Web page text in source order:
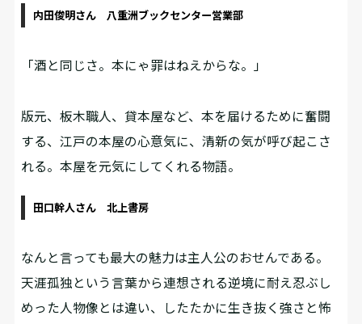
内田俊明さん 八重洲ブックセンター営業部
「酒と同じさ。本にゃ罪はねえからな。」
版元、板木職人、貸本屋など、本を届けるために奮闘
する、江戸の本屋の心意気に、清新の気が呼び起こさ
れる。本屋を元気にしてくれる物語。
田口幹人さん 北上書房
なんと言っても最大の魅力は主人公のおせんである。
天涯孤独という言葉から連想される逆境に耐え忍ぶし
めった人物像とは違い、したたかに生き抜く強さと怖